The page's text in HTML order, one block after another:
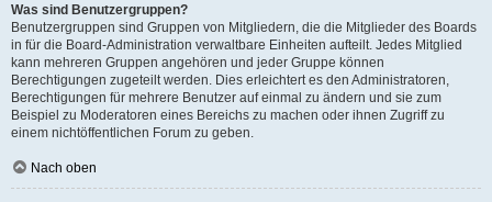
Was sind Benutzergruppen?
Benutzergruppen sind Gruppen von Mitgliedern, die die Mitglieder des Boards
in für die Board-Administration verwaltbare Einheiten aufteilt. Jedes Mitglied
kann mehreren Gruppen angehören und jeder Gruppe können
Berechtigungen zugeteilt werden. Dies erleichtert es den Administratoren,
Berechtigungen für mehrere Benutzer auf einmal zu ändern und sie zum
Beispiel zu Moderatoren eines Bereichs zu machen oder ihnen Zugriff zu
einem nichtöffentlichen Forum zu geben.
Nach oben